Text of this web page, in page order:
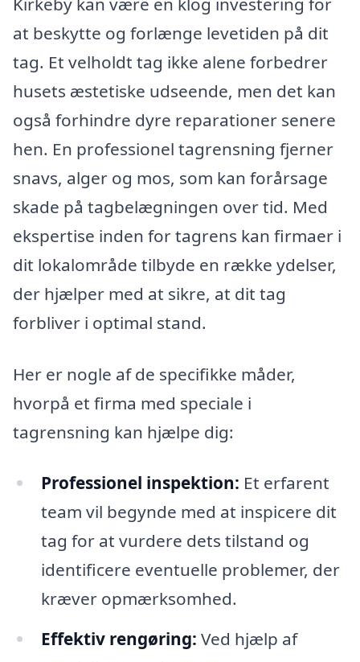
at beskytte og forlænge levetiden på dit
tag. Et velholdt tag ikke alene forbedrer
husets æstetiske udseende, men det kan
også forhindre dyre reparationer senere
hen. En professionel tagrensning fjerner
snavs, alger og mos, som kan forårsage
skade på tagbelægningen over tid. Med
ekspertise inden for tagrens kan firmaer i
dit lokalområde tilbyde en række ydelser,
der hjælper med at sikre, at dit tag
forbliver i optimal stand.
Her er nogle af de specifikke måder,
hvorpå et firma med speciale i
tagrensning kan hjælpe dig:
Professionel inspektion: Et erfarent
team vil begynde med at inspicere dit
tag for at vurdere dets tilstand og
identificere eventuelle problemer, der
kræver opmærksomhed.
Effektiv rengøring: Ved hjælp af